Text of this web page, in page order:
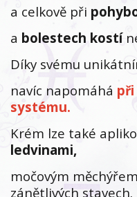
a celkově při
a bolestech kostí
Díky svému
navíc napomáhá
systému.
Krém lze také
ledvinami,
močovým
zánětlivých stavech.